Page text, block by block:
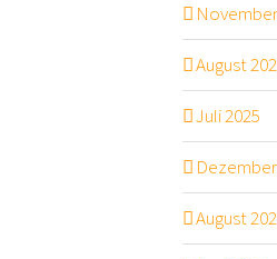
August
Juli 2025
August